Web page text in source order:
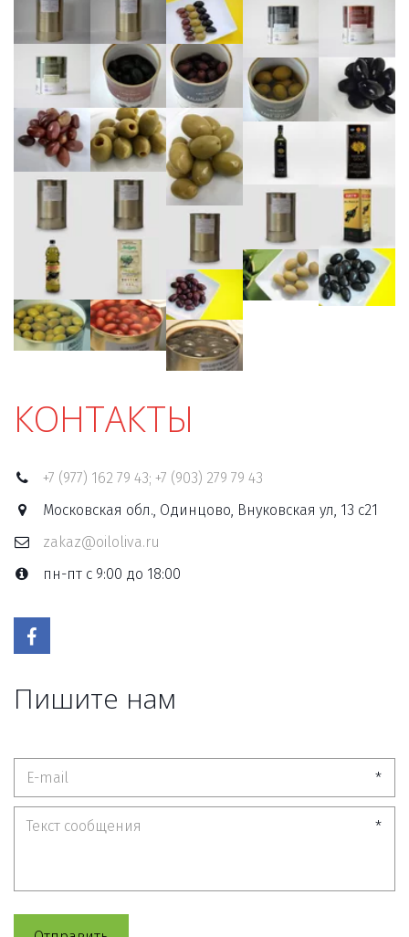
КОНТАКТЫ
+7 (977) 162 79 43; +7 (903) 279 79 43
Московская обл., Одинцово, Внуковская ул, 13 с21
zakaz@oiloliva.ru
пн-пт с 9:00 до 18:00
Пишите нам
*
*